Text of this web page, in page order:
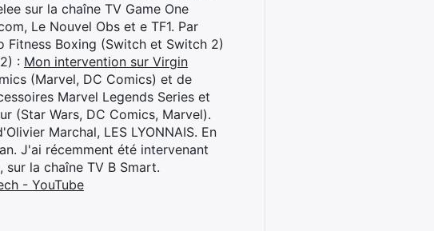
sur la chaîne TV Game One
Le Nouvel Obs et e TF1. Par
Fitness Boxing (Switch et Switch 2)
: Mon intervention sur Virgin
(Marvel, DC Comics) et de
Marvel Legends Series et
(Star Wars, DC Comics, Marvel).
Marchal, LES LYONNAIS. En
J'ai récemment été intervenant
la chaîne TV B Smart.
- YouTube